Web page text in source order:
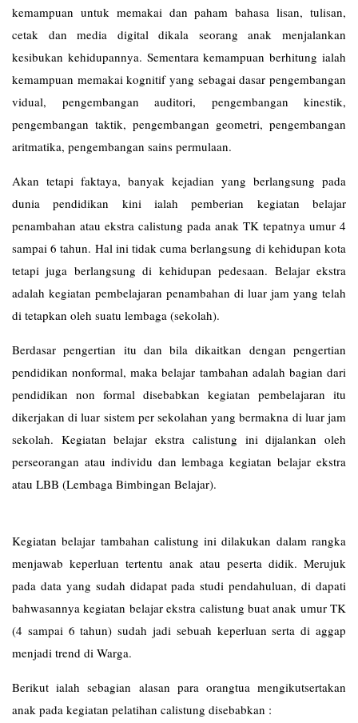
kemampuan untuk memakai dan paham bahasa lisan, tulisan,
cetak dan media digital dikala seorang anak menjalankan
kesibukan kehidupannya. Sementara kemampuan berhitung ialah
kemampuan memakai kognitif yang sebagai dasar pengembangan
vidual, pengembangan auditori, pengembangan kinestik,
pengembangan taktik, pengembangan geometri, pengembangan
aritmatika, pengembangan sains permulaan.
Akan tetapi faktaya, banyak kejadian yang berlangsung pada
dunia pendidikan kini ialah pemberian kegiatan belajar
penambahan atau ekstra calistung pada anak TK tepatnya umur 4
sampai 6 tahun. Hal ini tidak cuma berlangsung di kehidupan kota
tetapi juga berlangsung di kehidupan pedesaan. Belajar ekstra
adalah kegiatan pembelajaran penambahan di luar jam yang telah
di tetapkan oleh suatu lembaga (sekolah).
Berdasar pengertian itu dan bila dikaitkan dengan pengertian
pendidikan nonformal, maka belajar tambahan adalah bagian dari
pendidikan non formal disebabkan kegiatan pembelajaran itu
dikerjakan di luar sistem per sekolahan yang bermakna di luar jam
sekolah. Kegiatan belajar ekstra calistung ini dijalankan oleh
perseorangan atau individu dan lembaga kegiatan belajar ekstra
atau LBB (Lembaga Bimbingan Belajar).
Kegiatan belajar tambahan calistung ini dilakukan dalam rangka
menjawab keperluan tertentu anak atau peserta didik. Merujuk
pada data yang sudah didapat pada studi pendahuluan, di dapati
bahwasannya kegiatan belajar ekstra calistung buat anak umur TK
(4 sampai 6 tahun) sudah jadi sebuah keperluan serta di aggap
menjadi trend di Warga.
Berikut ialah sebagian alasan para orangtua mengikutsertakan
anak pada kegiatan pelatihan calistung disebabkan :